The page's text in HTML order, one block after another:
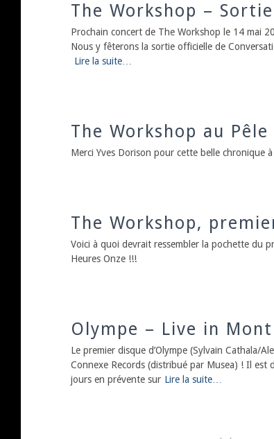
The Workshop –
Prochain concert de The Workshop le 14 mai
Nous y fêterons la sortie officielle de
Lire la suite…
The Workshop au
Merci Yves Dorison pour cette belle chronique
The Workshop,
Voici à quoi devrait ressembler la pochette du
Heures Onze !!!
Olympe – Live in
Le premier disque d’Olympe (Sylvain Cathala/
Connexe Records (distribué par Musea) ! Il est
jours en prévente sur Lire la suite…